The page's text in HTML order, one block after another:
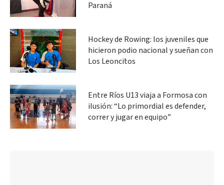
Paraná
Hockey de Rowing: los juveniles que
hicieron podio nacional y sueñan con
Los Leoncitos
Entre Ríos U13 viaja a Formosa con
ilusión: “Lo primordial es defender,
correr y jugar en equipo”